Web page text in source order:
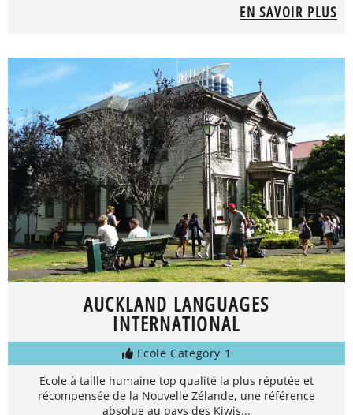
EN SAVOIR PLUS
AUCKLAND LANGUAGES
INTERNATIONAL
Ecole Category 1
Ecole à taille humaine top qualité la plus réputée et
récompensée de la Nouvelle Zélande, une référence
absolue au pays des Kiwis...